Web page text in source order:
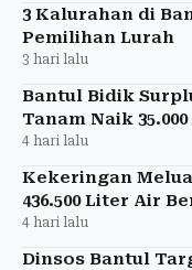
3 Kalurahan di
Pemilihan Lurah
3 hari lalu
Bantul Bidik
Tanam Naik
4 hari lalu
Kekeringan
436.500 Liter Air
4 hari lalu
Dinsos Bantul